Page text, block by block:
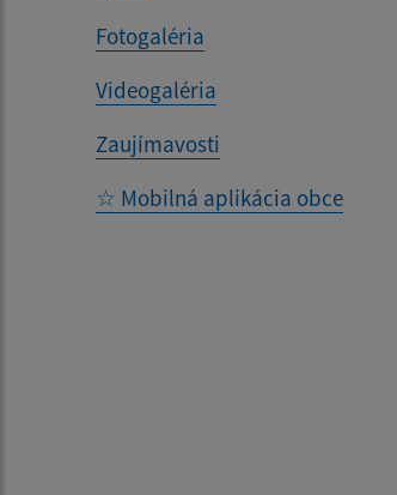
Fotogaléria
Videogaléria
Zaujímavosti
☆ Mobilná aplikácia obce